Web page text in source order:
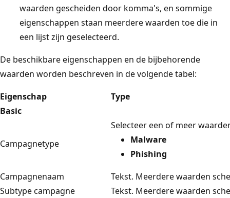
waarden gescheiden door komma's, en sommige
eigenschappen staan meerdere waarden toe die in
een lijst zijn geselecteerd.
De beschikbare eigenschappen en de bijbehorende
waarden worden beschreven in de volgende tabel:
Eigenschap
Type
Basic
Campagnetype
Selecteer een of meer
Malware
Phishing
Campagnenaam
Tekst. Meerdere waarden
Subtype campagne
Tekst. Meerdere waarden